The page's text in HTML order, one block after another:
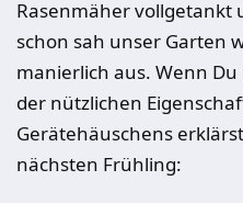
Rasenmäher vollgetankt
schon sah unser Garten
manierlich aus. Wenn
der nützlichen
Gerätehäuschens
nächsten Frühling: